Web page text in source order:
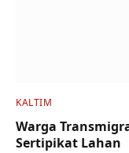
KALTIM
Warga
Sertipikat Lahan